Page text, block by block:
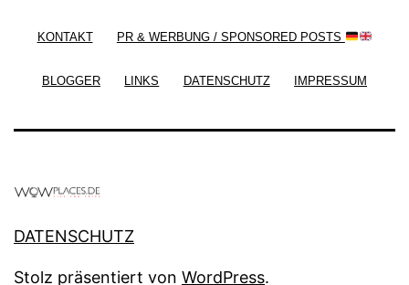
KONTAKT PR & WERBUNG / SPONSORED POSTS
BLOGGER LINKS DATENSCHUTZ IMPRESSUM
DATENSCHUTZ
Stolz präsentiert von WordPress.